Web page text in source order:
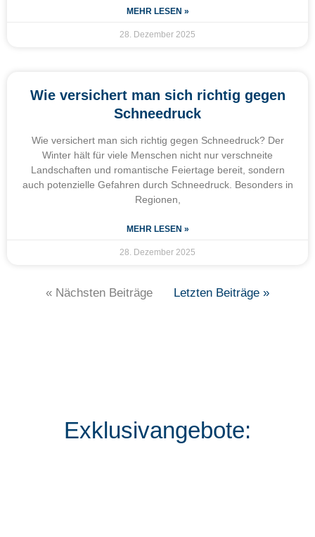
MEHR LESEN »
28. Dezember 2025
Wie versichert man sich richtig gegen
Schneedruck
Wie versichert man sich richtig gegen Schneedruck? Der
Winter hält für viele Menschen nicht nur verschneite
Landschaften und romantische Feiertage bereit, sondern
auch potenzielle Gefahren durch Schneedruck. Besonders in
Regionen,
MEHR LESEN »
28. Dezember 2025
« Nächsten Beiträge Letzten Beiträge »
Exklusivangebote: